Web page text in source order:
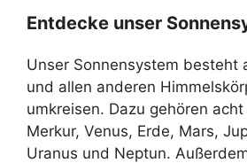
Entdecke unser
Unser Sonnensystem besteht
und allen anderen
umkreisen. Dazu gehören
Merkur, Venus, Erde, Mars,
Uranus und Neptun.